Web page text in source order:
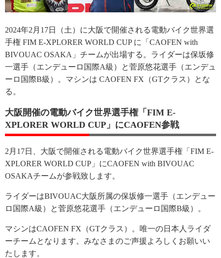
2024年2月17日（土）に大阪で開催される電動バイク世界選
手権 FIM E-XPLORER WORLD CUP に「CAOFEN with
BIVOUAC OSAKA」チームが出場する。ライダーは保坂修
一選手（エンデューロ国際A級）と菅原悠花選手（エンデュ
ーロ国際B級）。マシンは CAOFEN FX（GTクラス）とな
る。
大阪開催の電動バイク世界選手権「FIM E-
XPLORER WORLD CUP」にCAOFEN参戦
2月17日、大阪で開催される電動バイク世界選手権「FIM E-
XPLORER WORLD CUP」にCAOFEN with BIVOUAC
OSAKAチームが参戦致します。
ライダーはBIVOUAC大阪所属の保坂修一選手（エンデュー
ロ国際A級）と菅原悠花選手（エンデューロ国際B級）。
マシンはCAOFEN FX（GTクラス）。唯一の日本人ライダ
ーチームとなります。みなさまのご声援よろしくお願いい
たします。